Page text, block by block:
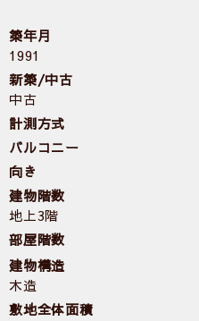
築年月
1991
新築/中古
中古
計測方式
バルコニー
向き
建物階数
地上3階
部屋階数
建物構造
木造
敷地全体面積